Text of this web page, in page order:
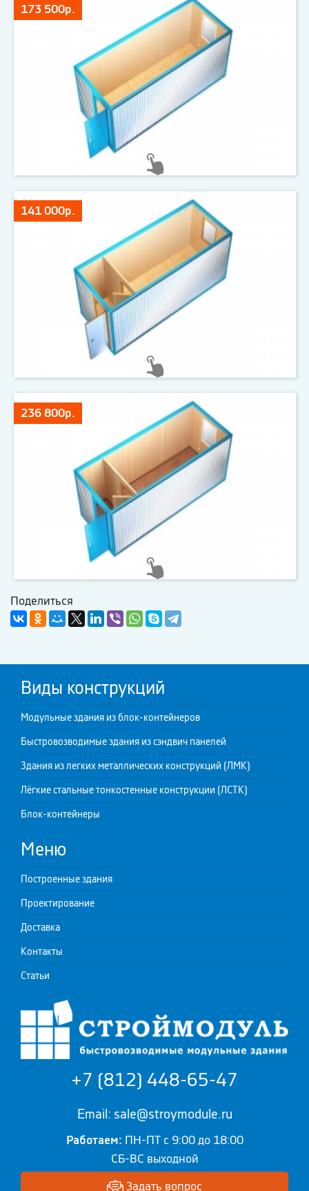
173 500р.
141 000р.
236 800р.
Поделиться
Виды конструкций
Модульные здания из блок-контейнеров
Быстровозводимые здания из сэндвич панелей
Здания из легких металлических конструкций (ЛМК)
Лёгкие стальные тонкостенные конструкции (ЛСТК)
Блок-контейнеры
Меню
Построенные здания
Проектирование
Доставка
Контакты
Статьи
+7 (812) 448-65-47
Email: sale@stroymodule.ru
Работаем: ПН-ПТ с 9:00 до 18:00
СБ-ВС выходной
Задать вопрос